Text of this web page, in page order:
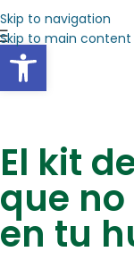
Abrir barra de
Skip to navigation
Skip to main content
El kit
que
en tu